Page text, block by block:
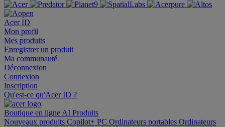
Acer ID
Mon profil
Mes produits
Enregistrer un produit
Ma communauté
Déconnexion
Connexion
Inscription
Qu'est-ce qu'Acer ID ?
Boutique en ligne AI Produits
Nouveaux produits Copilot+ PC Ordinateurs portables Ordinateurs